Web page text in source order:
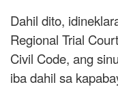
Dahil dito,
Regional Trial
Civil Code, ang
iba dahil sa